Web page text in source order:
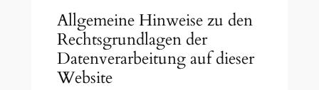
Allgemeine Hinweise zu den
Rechtsgrundlagen der
Datenverarbeitung auf dieser
Website